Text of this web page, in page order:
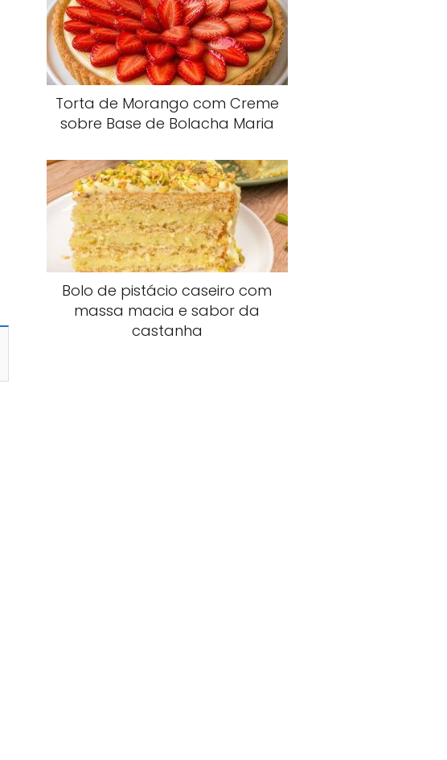
Torta de Morango com Creme
sobre Base de Bolacha Maria
Bolo de pistácio caseiro com
massa macia e sabor da
castanha